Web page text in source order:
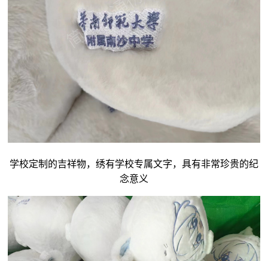
学校定制的吉祥物，绣有学校专属文字，具有非常珍贵的纪
念意义